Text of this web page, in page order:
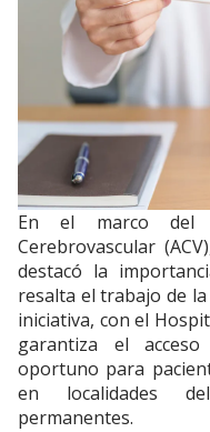
En el marco del
Cerebrovascular
destacó la
resalta el trabajo de la
iniciativa, con el
garantiza el
oportuno para
en localidades
permanentes.